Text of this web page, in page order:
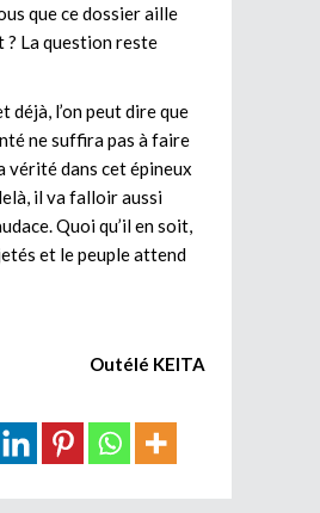
que ce dossier aille
? La question reste
déjà, l’on peut dire que
ne suffira pas à faire
vérité dans cet épineux
il va falloir aussi
Quoi qu’il en soit,
et le peuple attend
Outélé KEITA